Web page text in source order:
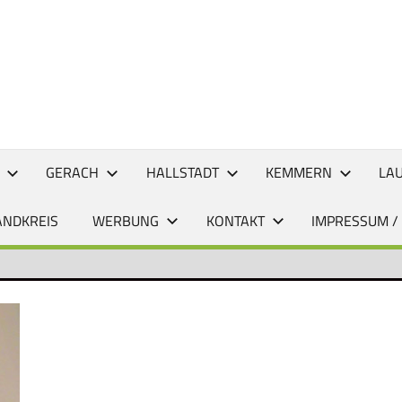
GERACH HALLSTADT KEMMERN
WERBUNG KONTAKT IMPRESSUM /